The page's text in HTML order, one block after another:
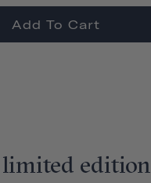
Add To Cart
limited edition